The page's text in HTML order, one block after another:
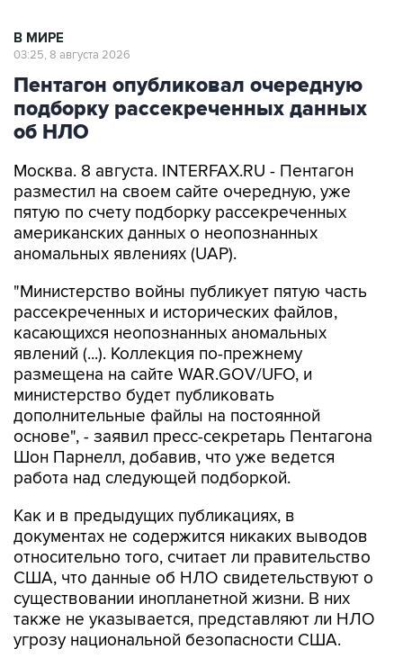
В МИРЕ
03:25, 8 августа 2026
Пентагон опубликовал очередную
подборку рассекреченных данных
об НЛО
Москва. 8 августа. INTERFAX.RU - Пентагон
разместил на своем сайте очередную, уже
пятую по счету подборку рассекреченных
американских данных о неопознанных
аномальных явлениях (UAP).
"Министерство войны публикует пятую часть
рассекреченных и исторических файлов,
касающихся неопознанных аномальных
явлений (...). Коллекция по-прежнему
размещена на сайте WAR.GOV/UFO, и
министерство будет публиковать
дополнительные файлы на постоянной
основе", - заявил пресс-секретарь Пентагона
Шон Парнелл, добавив, что уже ведется
работа над следующей подборкой.
Как и в предыдущих публикациях, в
документах не содержится никаких выводов
относительно того, считает ли правительство
США, что данные об НЛО свидетельствуют о
существовании инопланетной жизни. В них
также не указывается, представляют ли НЛО
угрозу национальной безопасности США.